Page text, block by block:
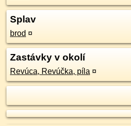
Splav
brod ¤
Zastávky v okolí
Revúca, Revúčka, píla ¤